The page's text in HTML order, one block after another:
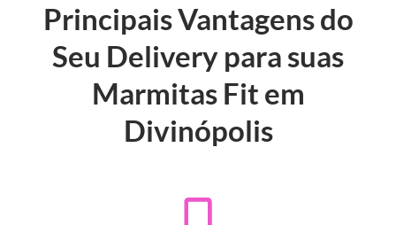
Principais Vantagens do
Seu Delivery para suas
Marmitas Fit em
Divinópolis